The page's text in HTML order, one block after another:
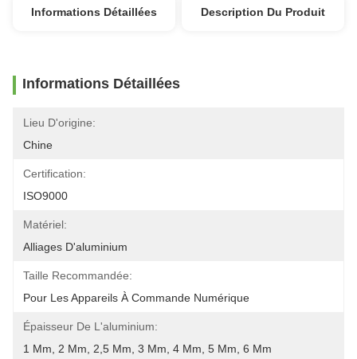
Informations Détaillées Description Du Produit
Informations Détaillées
Lieu D'origine:
Chine
Certification:
ISO9000
Matériel:
Alliages D'aluminium
Taille Recommandée:
Pour Les Appareils À Commande Numérique
Épaisseur De L'aluminium:
1 Mm, 2 Mm, 2,5 Mm, 3 Mm, 4 Mm, 5 Mm, 6 Mm